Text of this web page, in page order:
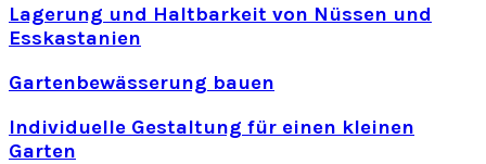
Lagerung und Haltbarkeit von Nüssen und
Esskastanien
Gartenbewässerung bauen
Individuelle Gestaltung für einen kleinen
Garten